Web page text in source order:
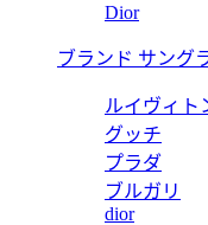
Dior
ブランド サング
ルイヴィト
グッチ
プラダ
ブルガリ
dior